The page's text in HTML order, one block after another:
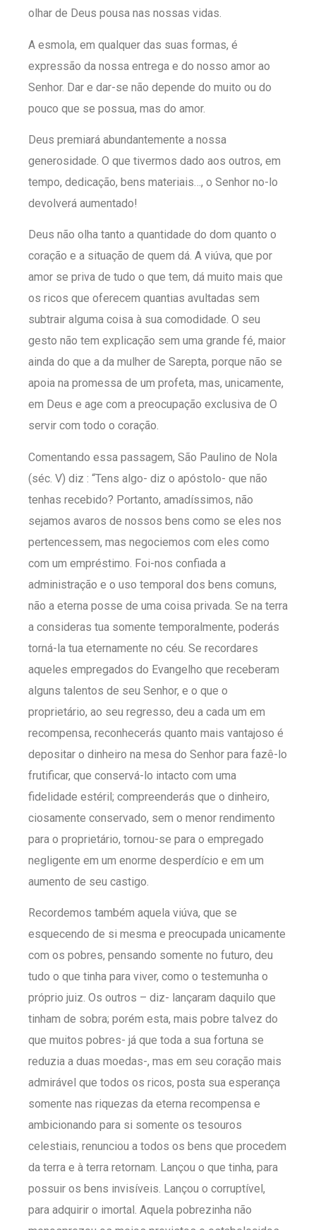
olhar de Deus pousa nas nossas vidas.
A esmola, em qualquer das suas formas, é
expressão da nossa entrega e do nosso amor ao
Senhor. Dar e dar-se não depende do muito ou do
pouco que se possua, mas do amor.
Deus premiará abundantemente a nossa
generosidade. O que tivermos dado aos outros, em
tempo, dedicação, bens materiais…, o Senhor no-lo
devolverá aumentado!
Deus não olha tanto a quantidade do dom quanto o
coração e a situação de quem dá. A viúva, que por
amor se priva de tudo o que tem, dá muito mais que
os ricos que oferecem quantias avultadas sem
subtrair alguma coisa à sua comodidade. O seu
gesto não tem explicação sem uma grande fé, maior
ainda do que a da mulher de Sarepta, porque não se
apoia na promessa de um profeta, mas, unicamente,
em Deus e age com a preocupação exclusiva de O
servir com todo o coração.
Comentando essa passagem, São Paulino de Nola
(séc. V) diz : “Tens algo- diz o apóstolo- que não
tenhas recebido? Portanto, amadíssimos, não
sejamos avaros de nossos bens como se eles nos
pertencessem, mas negociemos com eles como
com um empréstimo. Foi-nos confiada a
administração e o uso temporal dos bens comuns,
não a eterna posse de uma coisa privada. Se na terra
a consideras tua somente temporalmente, poderás
torná-la tua eternamente no céu. Se recordares
aqueles empregados do Evangelho que receberam
alguns talentos de seu Senhor, e o que o
proprietário, ao seu regresso, deu a cada um em
recompensa, reconhecerás quanto mais vantajoso é
depositar o dinheiro na mesa do Senhor para fazê-lo
frutificar, que conservá-lo intacto com uma
fidelidade estéril; compreenderás que o dinheiro,
ciosamente conservado, sem o menor rendimento
para o proprietário, tornou-se para o empregado
negligente em um enorme desperdício e em um
aumento de seu castigo.
Recordemos também aquela viúva, que se
esquecendo de si mesma e preocupada unicamente
com os pobres, pensando somente no futuro, deu
tudo o que tinha para viver, como o testemunha o
próprio juiz. Os outros – diz- lançaram daquilo que
tinham de sobra; porém esta, mais pobre talvez do
que muitos pobres- já que toda a sua fortuna se
reduzia a duas moedas-, mas em seu coração mais
admirável que todos os ricos, posta sua esperança
somente nas riquezas da eterna recompensa e
ambicionando para si somente os tesouros
celestiais, renunciou a todos os bens que procedem
da terra e à terra retornam. Lançou o que tinha, para
possuir os bens invisíveis. Lançou o corruptível,
para adquirir o imortal. Aquela pobrezinha não